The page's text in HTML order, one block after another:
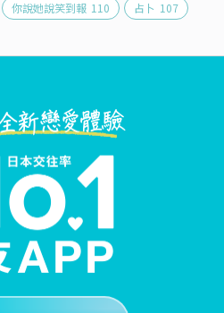
你說她說笑到報 110 占卜 107